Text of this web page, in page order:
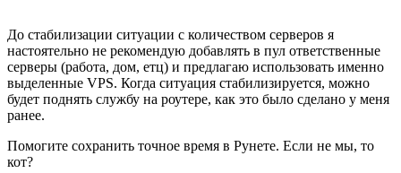
До стабилизации ситуации с количеством серверов я
настоятельно не рекомендую добавлять в пул ответственные
серверы (работа, дом, етц) и предлагаю использовать именно
выделенные VPS. Когда ситуация стабилизируется, можно
будет поднять службу на роутере, как это было сделано у меня
ранее.
Помогите сохранить точное время в Рунете. Если не мы, то
кот?